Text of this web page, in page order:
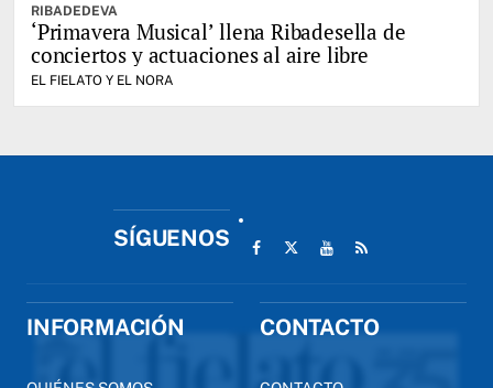
RIBADEDEVA
‘Primavera Musical’ llena Ribadesella de
conciertos y actuaciones al aire libre
EL FIELATO Y EL NORA
SÍGUENOS
INFORMACIÓN CONTACTO